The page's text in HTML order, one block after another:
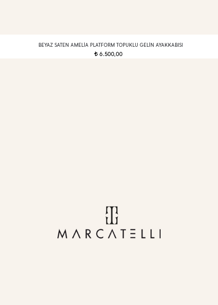
BEYAZ SATEN AMELIA PLATFORM TOPUKLU GELIN AYAKKABISI
t 6.500,00